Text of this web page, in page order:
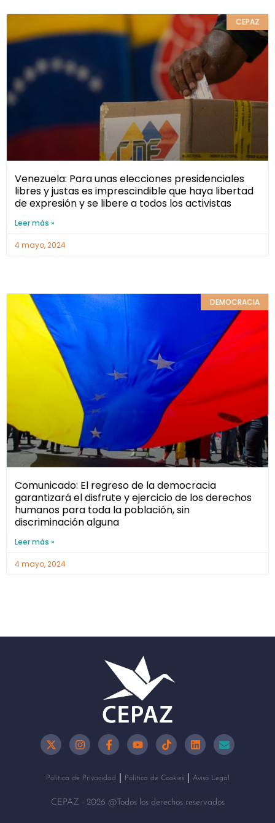
CEPAZ
Venezuela: Para unas elecciones presidenciales
libres y justas es imprescindible que haya libertad
de expresión y se libere a todos los activistas
Leer más »
4 mayo, 2024
DEMOCRACIA
Comunicado: El regreso de la democracia
garantizará el disfrute y ejercicio de los derechos
humanos para toda la población, sin
discriminación alguna
Leer más »
4 mayo, 2024
Política de Privacidad Política de Cookies Aviso Legal
CEPAZ - 2026 @Todos los derechos reservados